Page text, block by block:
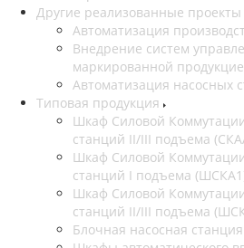
Другие реализованные проекты
Автоматизация
Внедрение систем
маркированной
Автоматизация насосных
Типовая продукция
Шкаф Силовой
станций II/III подъема
Шкаф Силовой
станций I подъема
Шкаф Силовой
станций II/III подъема
Блочная насосная